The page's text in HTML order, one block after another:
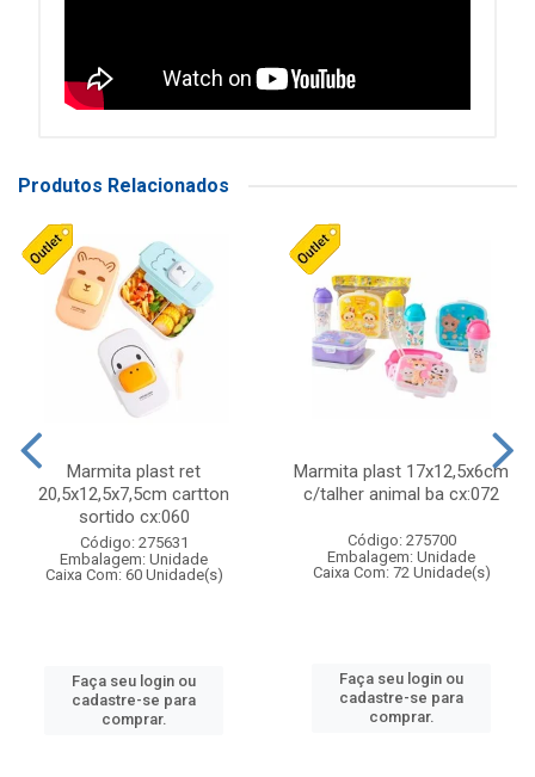
Produtos Relacionados
Marmita plast ret
20,5x12,5x7,5cm cartton
sortido cx:060
Código: 275631
Embalagem: Unidade
Caixa Com: 60 Unidade(s)
Faça seu login ou
cadastre-se para
comprar.
Marmita plast 17x12,5x6cm
c/talher animal ba cx:072
Código: 275700
Embalagem: Unidade
Caixa Com: 72 Unidade(s)
Faça seu login ou
cadastre-se para
comprar.